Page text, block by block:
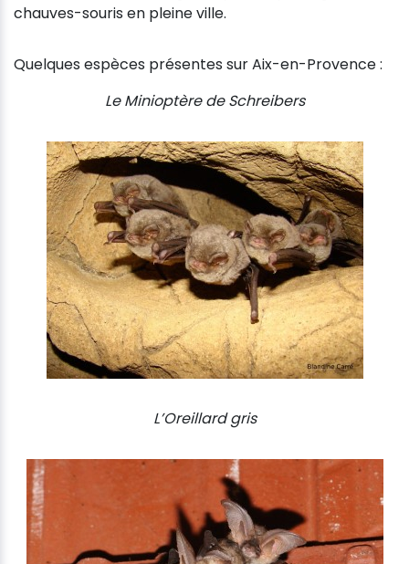
chauves-souris en pleine ville.
Quelques espèces présentes sur Aix-en-Provence :
Le Minioptère de Schreibers
L’Oreillard gris